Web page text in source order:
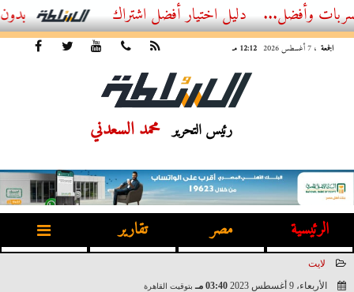
أفضل اشتراك IPTV بدون تقطيع 2026 – دليل المشاهد العصري
الجمعة ، 7 أغسطس 2026 12:12 مـ
رئيس التحرير محمد السعدني
الرئيسية مصر تقارير
لايت
الأربعاء، 9 أغسطس 2023
03:40 مـ بتوقيت القاهرة